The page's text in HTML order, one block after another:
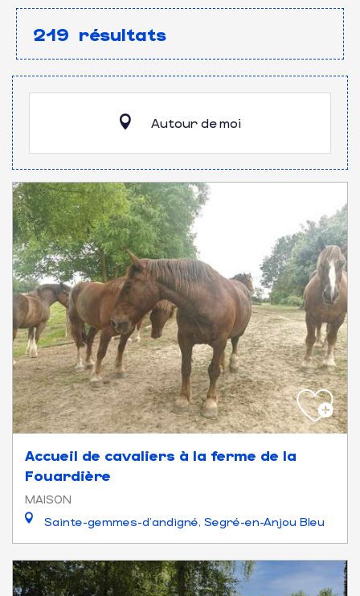
219 résultats
Autour de moi
Accueil de cavaliers à la ferme de la
Fouardière
MAISON
Sainte-gemmes-d'andigné, Segré-en-Anjou Bleu